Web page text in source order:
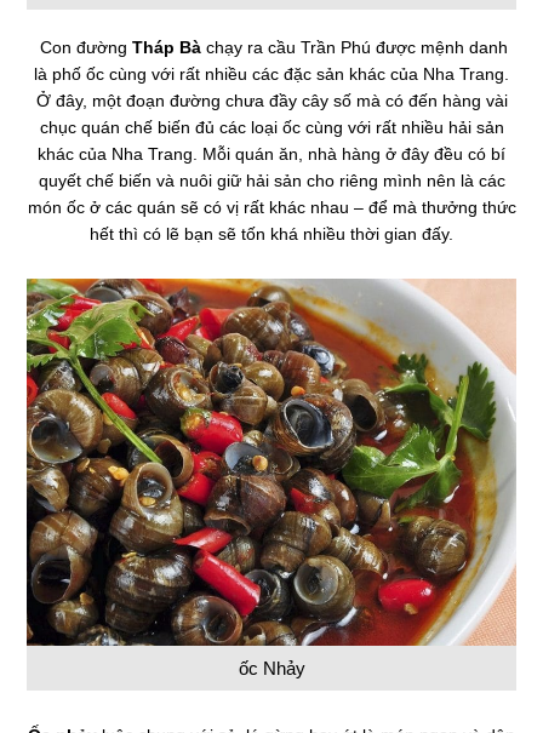
Con đường Tháp Bà chạy ra cầu Trần Phú được mệnh danh
là phố ốc cùng với rất nhiều các đặc sản khác của Nha Trang.
Ở đây, một đoạn đường chưa đầy cây số mà có đến hàng vài
chục quán chế biến đủ các loại ốc cùng với rất nhiều hải sản
khác của Nha Trang. Mỗi quán ăn, nhà hàng ở đây đều có bí
quyết chế biến và nuôi giữ hải sản cho riêng mình nên là các
món ốc ở các quán sẽ có vị rất khác nhau – để mà thưởng thức
hết thì có lẽ bạn sẽ tốn khá nhiều thời gian đấy.
ốc Nhảy